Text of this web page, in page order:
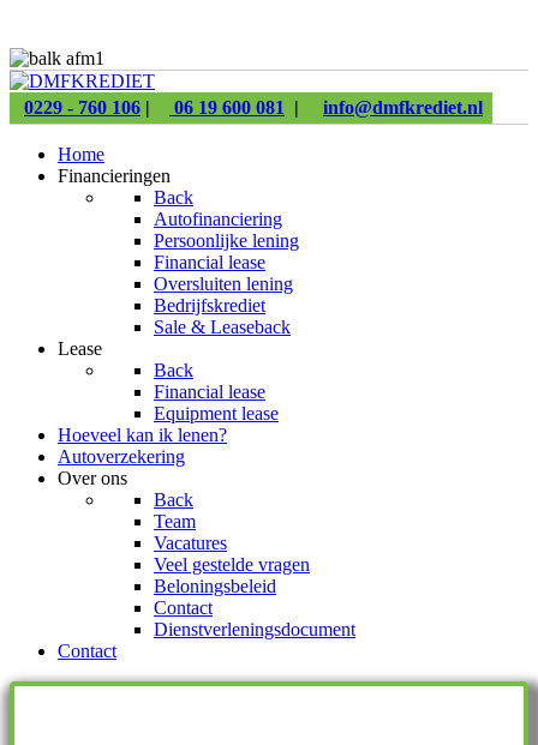
0229 - 760 106 | 06 19 600 081 | info@dmfkrediet.nl
Home
Financieringen
Back
Autofinanciering
Persoonlijke lening
Financial lease
Oversluiten lening
Bedrijfskrediet
Sale & Leaseback
Lease
Back
Financial lease
Equipment lease
Hoeveel kan ik lenen?
Autoverzekering
Over ons
Back
Team
Vacatures
Veel gestelde vragen
Beloningsbeleid
Contact
Dienstverleningsdocument
Contact